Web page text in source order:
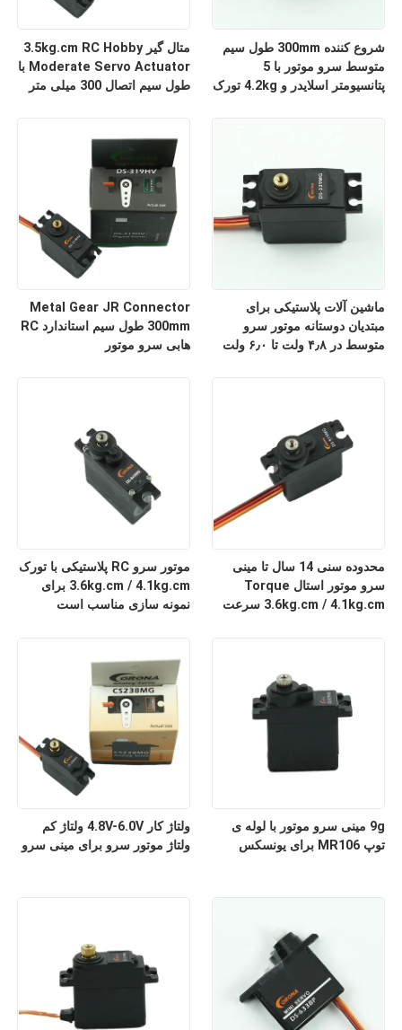
متال گیر 3.5kg.cm RC Hobby
Moderate Servo Actuator با
طول سیم اتصال 300 میلی متر
شروع کننده 300mm طول سیم
متوسط سرو موتور با 5
پتانسیومتر اسلایدر و 4.2kg تورک
Metal Gear JR Connector
300mm طول سیم استاندارد RC
هابی سرو موتور
ماشین آلات پلاستیکی برای
مبتدیان دوستانه موتور سرو
متوسط در ۴٫۸ ولت تا ۶٫۰ ولت
موتور سرو RC پلاستیکی با تورک
3.6kg.cm / 4.1kg.cm برای
نمونه سازی مناسب است
محدوده سنی 14 سال تا مینی
سرو موتور استال Torque
3.6kg.cm / 4.1kg.cm سرعت
ولتاژ کار 4.8V-6.0V ولتاژ کم
ولتاژ موتور سرو برای مینی سرو
9g مینی سرو موتور با لوله ی
توپ MR106 برای یونسکس